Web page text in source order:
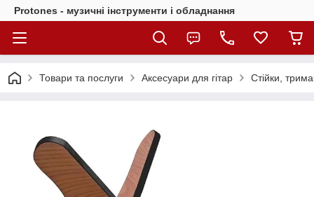
Protones - музичні інструменти і обладнання
Товари та послуги Аксесуари для гітар Стійки,